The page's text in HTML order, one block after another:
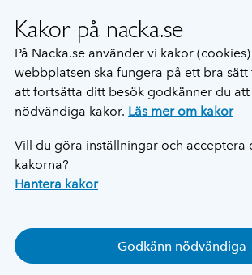
Kakor på nacka.se
På Nacka.se använder vi kakor
webbplatsen ska fungera på ett bra
att fortsätta ditt besök godkänner du
nödvändiga kakor. Läs mer om kakor
Vill du göra inställningar och acceptera
kakorna?
Hantera kakor
Godkänn nödvändiga